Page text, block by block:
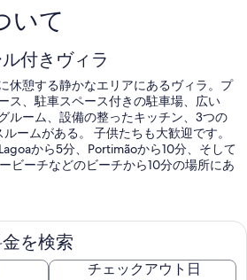
いて
付きヴィラ
休憩する静かなエリアにあるヴィラ。プ
ス、駐車スペース付きの駐車場、広い
ルーム、設備の整ったキッチン、3つの
ームがある。 子供たちも大歓迎です。
から5分、Portimãoから10分、そして
ビーチなどのビーチから10分の場所にあ
を検索
チェックアウト日